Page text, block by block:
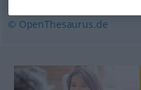
© OpenThesaurus.de